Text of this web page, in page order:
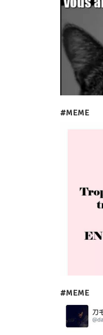
#MEME
#MEME